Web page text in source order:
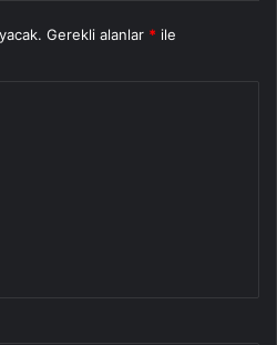
Gerekli alanlar * ile